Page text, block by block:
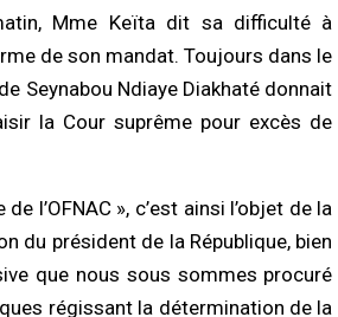
Mme Keïta dit sa difficulté à
de son mandat. Toujours dans le
Seynabou Ndiaye Diakhaté donnait
la Cour suprême pour excès de
l’OFNAC », c’est ainsi l’objet de la
du président de la République, bien
que nous sous sommes procuré
régissant la détermination de la
un
ACTUALITÉ À LA UNE
Gamou 2026 : Tivaouane mise sur le
Tawhid pour consolider la fraternité
07/08/2026 à 11:36
déférées après une descente musclée
de la Police
07/08/2026 à 11:27
ACTUALITÉ À LA UNE